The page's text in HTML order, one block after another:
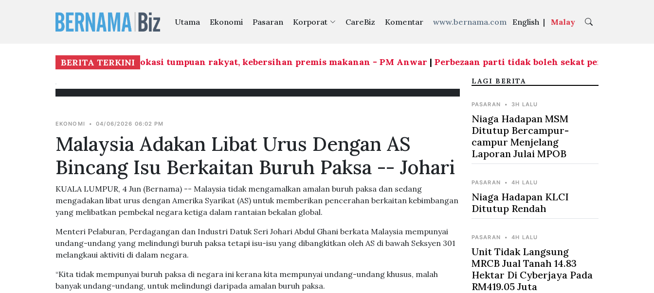
Utama Ekonomi Pasaran Korporat CareBiz Komentar www.bernama.com English | Malay
BERITA TERKINI
negara perlu ambil kira lokasi tumpuan rakyat, kebersihan premis makanan - PM Anwar|Perbezaan parti tidak boleh sekat persahabatan,
EKONOMI • 04/06/2026 06:02 PM
Malaysia Adakan Libat Urus Dengan AS
Bincang Isu Berkaitan Buruh Paksa -- Johari
KUALA LUMPUR, 4 Jun (Bernama) -- Malaysia tidak mengamalkan amalan buruh paksa dan sedang
mengadakan libat urus dengan Amerika Syarikat (AS) untuk memberikan pencerahan berkaitan kebimbangan
yang melibatkan pembekal negara ketiga dalam rantaian bekalan global.
Menteri Pelaburan, Perdagangan dan Industri Datuk Seri Johari Abdul Ghani berkata Malaysia mempunyai
undang-undang yang melindungi buruh paksa tetapi isu-isu yang dibangkitkan oleh AS di bawah Seksyen 301
melangkaui aktiviti di dalam negara.
“Kita tidak mempunyai buruh paksa di negara ini kerana kita mempunyai undang-undang khusus, malah
banyak undang-undang, untuk melindungi daripada amalan buruh paksa.
LAGI BERITA
PASARAN • 3H LALU
Niaga Hadapan MSM
Ditutup Bercampur-
campur Menjelang
Laporan Julai MPOB
PASARAN • 4H LALU
Niaga Hadapan KLCI
Ditutup Rendah
PASARAN • 4H LALU
Unit Tidak Langsung
MRCB Jual Tanah 14.83
Hektar Di Cyberjaya Pada
RM419.05 Juta